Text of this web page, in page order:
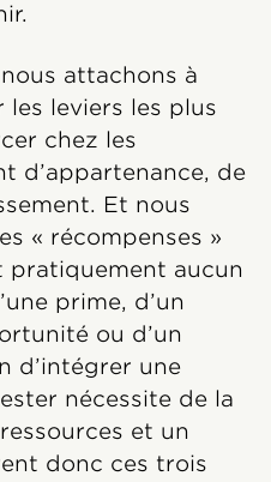
attachons à
leviers les plus
chez les
d’appartenance, de
Et nous
« récompenses »
pratiquement aucun
prime, d’un
ou d’un
d’intégrer une
nécessite de la
et un
donc ces trois